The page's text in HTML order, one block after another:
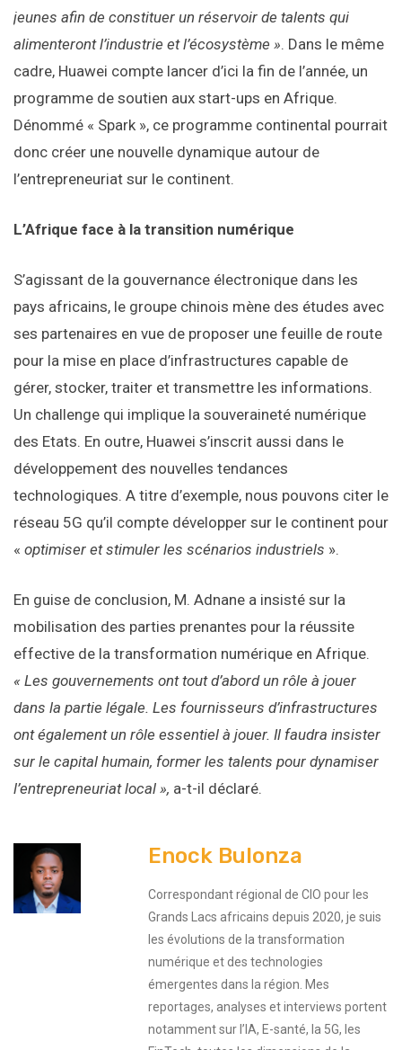
jeunes afin de constituer un réservoir de talents qui
alimenteront l’industrie et l’écosystème ». Dans le même
cadre, Huawei compte lancer d’ici la fin de l’année, un
programme de soutien aux start-ups en Afrique.
Dénommé « Spark », ce programme continental pourrait
donc créer une nouvelle dynamique autour de
l’entrepreneuriat sur le continent.
L’Afrique face à la transition numérique
S’agissant de la gouvernance électronique dans les
pays africains, le groupe chinois mène des études avec
ses partenaires en vue de proposer une feuille de route
pour la mise en place d’infrastructures capable de
gérer, stocker, traiter et transmettre les informations.
Un challenge qui implique la souveraineté numérique
des Etats. En outre, Huawei s’inscrit aussi dans le
développement des nouvelles tendances
technologiques. A titre d’exemple, nous pouvons citer le
réseau 5G qu’il compte développer sur le continent pour
« optimiser et stimuler les scénarios industriels ».
En guise de conclusion, M. Adnane a insisté sur la
mobilisation des parties prenantes pour la réussite
effective de la transformation numérique en Afrique.
« Les gouvernements ont tout d’abord un rôle à jouer
dans la partie légale. Les fournisseurs d’infrastructures
ont également un rôle essentiel à jouer. Il faudra insister
sur le capital humain, former les talents pour dynamiser
l’entrepreneuriat local », a-t-il déclaré.
Enock Bulonza
Correspondant régional de CIO pour les
Grands Lacs africains depuis 2020, je suis
les évolutions de la transformation
numérique et des technologies
émergentes dans la région. Mes
reportages, analyses et interviews portent
notamment sur l’IA, E-santé, la 5G, les